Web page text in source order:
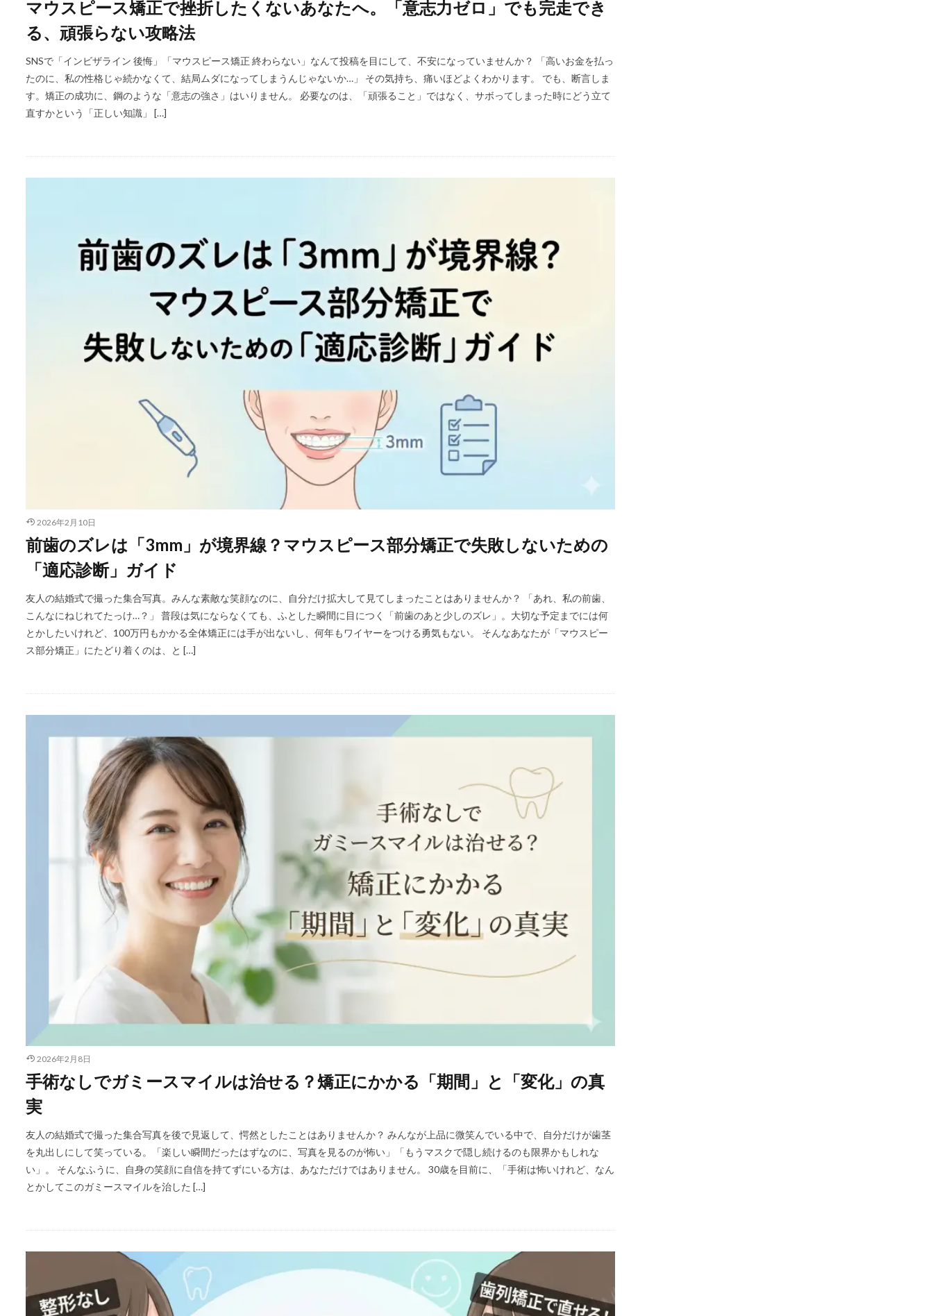
マウスピース矯正で挫折したくないあなたへ。「意志力ゼロ」でも完走でき
る、頑張らない攻略法
SNSで「インビザライン 後悔」「マウスピース矯正 終わらない」なんて投稿を目にして、不安になっていませんか？ 「高いお金を払っ
たのに、私の性格じゃ続かなくて、結局ムダになってしまうんじゃないか…」 その気持ち、痛いほどよくわかります。 でも、断言しま
す。矯正の成功に、鋼のような「意志の強さ」はいりません。 必要なのは、「頑張ること」ではなく、サボってしまった時にどう立て
直すかという「正しい知識」 […]
2026年2月10日
前歯のズレは「3mm」が境界線？マウスピース部分矯正で失敗しないための
「適応診断」ガイド
友人の結婚式で撮った集合写真。みんな素敵な笑顔なのに、自分だけ拡大して見てしまったことはありませんか？ 「あれ、私の前歯、
こんなにねじれてたっけ…？」 普段は気にならなくても、ふとした瞬間に目につく「前歯のあと少しのズレ」。大切な予定までには何
とかしたいけれど、100万円もかかる全体矯正には手が出ないし、何年もワイヤーをつける勇気もない。 そんなあなたが「マウスピー
ス部分矯正」にたどり着くのは、と […]
2026年2月8日
手術なしでガミースマイルは治せる？矯正にかかる「期間」と「変化」の真
実
友人の結婚式で撮った集合写真を後で見返して、愕然としたことはありませんか？ みんなが上品に微笑んでいる中で、自分だけが歯茎
を丸出しにして笑っている。「楽しい瞬間だったはずなのに、写真を見るのが怖い」「もうマスクで隠し続けるのも限界かもしれな
い」。 そんなふうに、自身の笑顔に自信を持てずにいる方は、あなただけではありません。 30歳を目前に、「手術は怖いけれど、なん
とかしてこのガミースマイルを治した […]